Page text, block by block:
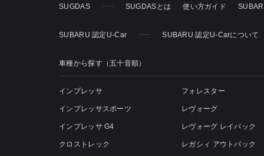
SUGDAS SUGDASとは 使い方ガイド
SUBARU 認定U-Car SUBARU 認定U-Carについて
車種から探す（五十音順）
インプレッサ
インプレッサスポーツ
インプレッサ G4
クロストレック
フォレスター
レヴォーグ
レヴォーグ レイバック
レガシィ アウトバック